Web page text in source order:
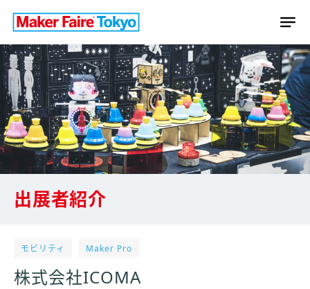
出展者紹介
モビリティ Maker Pro
株式会社ICOMA